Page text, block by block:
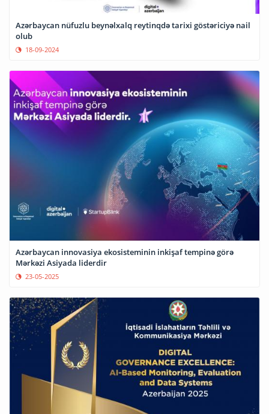
Azərbaycan nüfuzlu beynəlxalq reytinqdə tarixi göstəriciyə nail
olub
18-09-2024
Azərbaycan innovasiya ekosisteminin inkişaf tempinə görə
Mərkəzi Asiyada liderdir
23-05-2025